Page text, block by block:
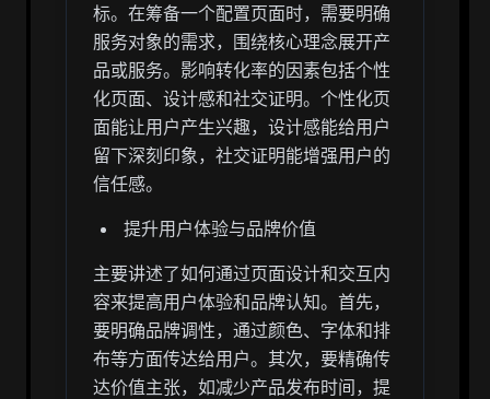
标。在筹备一个配置页面时，需要明确
服务对象的需求，围绕核心理念展开产
品或服务。影响转化率的因素包括个性
化页面、设计感和社交证明。个性化页
面能让用户产生兴趣，设计感能给用户
留下深刻印象，社交证明能增强用户的
信任感。
提升用户体验与品牌价值
主要讲述了如何通过页面设计和交互内
容来提高用户体验和品牌认知。首先，
要明确品牌调性，通过颜色、字体和排
布等方面传达给用户。其次，要精确传
达价值主张，如减少产品发布时间，提